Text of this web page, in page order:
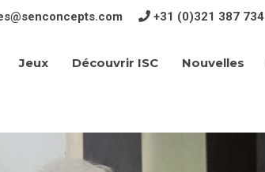
+31 (0)321 387 734
Jeux Découvrir ISC Nouvelles